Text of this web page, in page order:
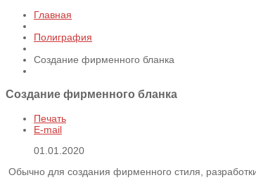
Главная
Полиграфия
Создание фирменного бланка
Создание фирменного бланка
Печать
E-mail
01.01.2020
Обычно для создания фирменного стиля,